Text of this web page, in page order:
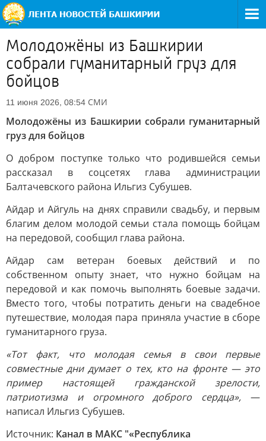
Молодожёны из Башкирии
собрали гуманитарный груз для
бойцов
11 июня 2026, 08:54 СМИ
Молодожёны из Башкирии собрали гуманитарный
груз для бойцов
О добром поступке только что родившейся семьи
рассказал в соцсетях глава администрации
Балтачевского района Ильгиз Субушев.
Айдар и Айгуль на днях справили свадьбу, и первым
благим делом молодой семьи стала помощь бойцам
на передовой, сообщил глава района.
Айдар сам ветеран боевых действий и по
собственном опыту знает, что нужно бойцам на
передовой и как помочь выполнять боевые задачи.
Вместо того, чтобы потратить деньги на свадебное
путешествие, молодая пара приняла участие в сборе
гуманитарного груза.
«Тот факт, что молодая семья в свои первые
совместные дни думает о тех, кто на фронте — это
пример настоящей гражданской зрелости,
патриотизма и огромного доброго сердца», —
написал Ильгиз Субушев.
Источник: Канал в МАКС "«Республика